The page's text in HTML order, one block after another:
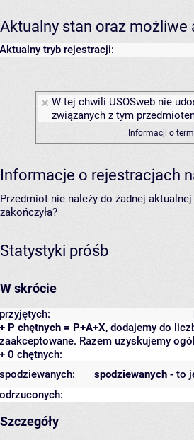
Aktualny stan oraz możliwe
Aktualny tryb rejestracji:
W tej chwili USOSweb nie
związanych z tym
Informacji o
Informacje o rejestracjach
Przedmiot nie należy do żadnej
zakończyła?
Statystyki próśb
W skrócie
przyjętych:
+ P chętnych = P+A+X, dodajemy do
zaakceptowane. Razem uzyskujemy
+ 0 chętnych:
spodziewanych - to
spodziewanych:
odrzuconych:
Szczegóły